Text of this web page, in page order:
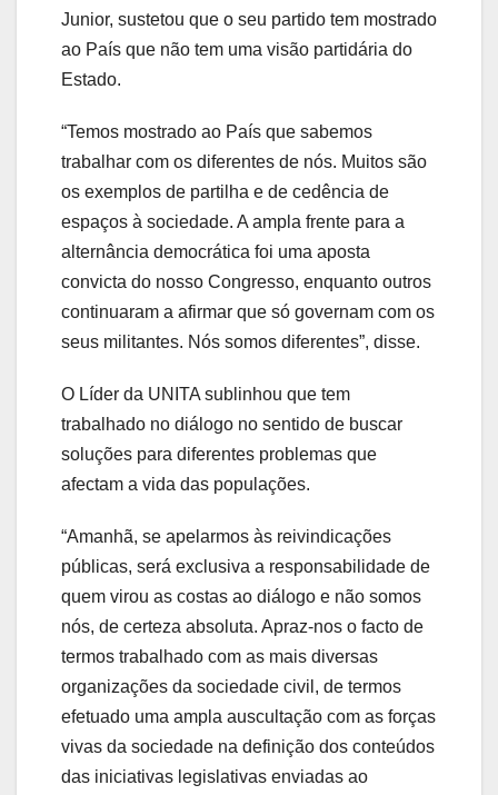
Junior, sustetou que o seu partido tem mostrado
ao País que não tem uma visão partidária do
Estado.
“Temos mostrado ao País que sabemos
trabalhar com os diferentes de nós. Muitos são
os exemplos de partilha e de cedência de
espaços à sociedade. A ampla frente para a
alternância democrática foi uma aposta
convicta do nosso Congresso, enquanto outros
continuaram a afirmar que só governam com os
seus militantes. Nós somos diferentes”, disse.
O Líder da UNITA sublinhou que tem
trabalhado no diálogo no sentido de buscar
soluções para diferentes problemas que
afectam a vida das populações.
“Amanhã, se apelarmos às reivindicações
públicas, será exclusiva a responsabilidade de
quem virou as costas ao diálogo e não somos
nós, de certeza absoluta. Apraz-nos o facto de
termos trabalhado com as mais diversas
organizações da sociedade civil, de termos
efetuado uma ampla auscultação com as forças
vivas da sociedade na definição dos conteúdos
das iniciativas legislativas enviadas ao